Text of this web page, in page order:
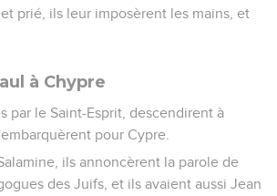
prié, ils leur imposèrent les mains, et
à Chypre
par le Saint-Esprit, descendirent à
pour Cypre.
ils annoncèrent la parole de
des Juifs, et ils avaient aussi Jean